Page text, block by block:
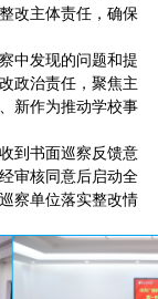
改主体责任，确保
中发现的问题和提
政治责任，聚焦主
新作为推动学校事
到书面巡察反馈意
审核同意后启动全
察单位落实整改情